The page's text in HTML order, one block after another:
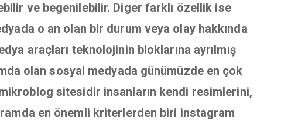
ve begenilebilir. Diger farklı özellik ise
o an olan bir durum veya olay hakkında
araçları teknolojinin bloklarına ayrılmış
olan sosyal medyada günümüzde en çok
sitesidir insanların kendi resimlerini,
en önemli kriterlerden biri instagram